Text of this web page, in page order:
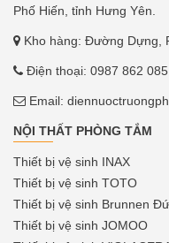
Phố Hiến, tỉnh Hưng Yên.
Kho hàng: Đường Dựng,
Điện thoại: 0987 862 085
Email:
NỘI THẤT PHÒNG TẮM
Thiết bị vệ sinh INAX
Thiết bị vệ sinh TOTO
Thiết bị vệ sinh Brunnen
Thiết bị vệ sinh JOMOO